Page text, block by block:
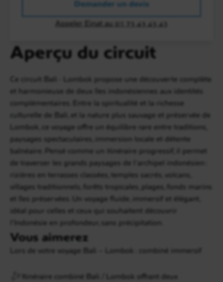
Aperçu du circuit
Ce circuit Bali - Lombok propose une découverte complète
et harmonieuse de deux îles indonésiennes aux identités
complémentaires. Entre la spiritualité et la richesse
culturelle de Bali, et la nature plus sauvage et préservée de
Lombok, ce voyage offre un équilibre rare entre traditions,
paysages spectaculaires, immersion locale et détente
balnéaire. Pensé comme un itinéraire progressif, il permet
de traverser les grands paysages de l’archipel indonésien :
rizières en terrasses classées, temples sacrés, volcans,
villages traditionnels, forêts tropicales, plages, fonds marins
et îles préservées. Un voyage fluide, immersif et élégant,
idéal pour celles et ceux qui souhaitent découvrir
l’Indonésie en profondeur, sans précipitation.
Vous aimerez
Lors de votre voyage Bali – Lombok : combiné immersif
Itinéraire combiné Bali / Lombok offrant deux
Demander un devis
Appeler Einat au 01 73 43 43 43